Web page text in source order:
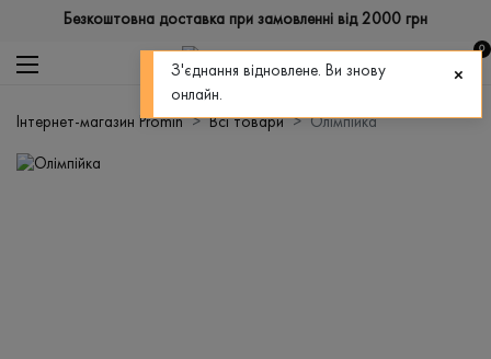
Безкоштовна доставка при замовленні від 2000 грн
0
Інтернет-магазин Promin Всі товари Олімпійка
З'єднання відновлене. Ви знову
онлайн.